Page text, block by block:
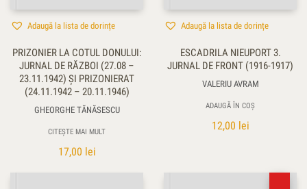
Adaugă la lista de dorințe
PRIZONIER LA COTUL DONULUI:
JURNAL DE RĂZBOI (27.08 –
23.11.1942) ŞI PRIZONIERAT
(24.11.1942 – 20.11.1946)
GHEORGHE TĂNĂSESCU
CITEȘTE MAI MULT
17,00 lei
Adaugă la lista de dorințe
ESCADRILA NIEUPORT 3.
JURNAL DE FRONT (1916-1917)
VALERIU AVRAM
ADAUGĂ ÎN COȘ
12,00 lei